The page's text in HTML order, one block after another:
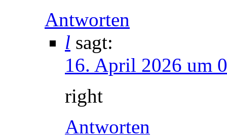
Antworten
l sagt:
16. April 2026 um
right
Antworten